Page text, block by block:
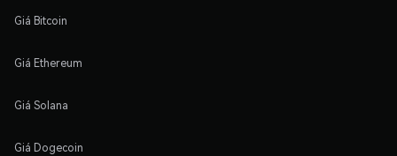
Giá Bitcoin
Giá Ethereum
Giá Solana
Giá Dogecoin